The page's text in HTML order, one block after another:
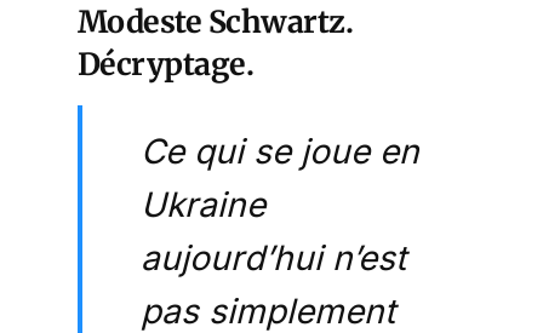
Modeste Schwartz.
Décryptage.
Ce qui se joue en
Ukraine
aujourd’hui n’est
pas simplement